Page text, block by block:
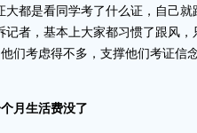
都是看同学考了什么证，自己就
记者，基本上大家都习惯了跟风
们考虑得不多，支撑他们考证信
月生活费没了